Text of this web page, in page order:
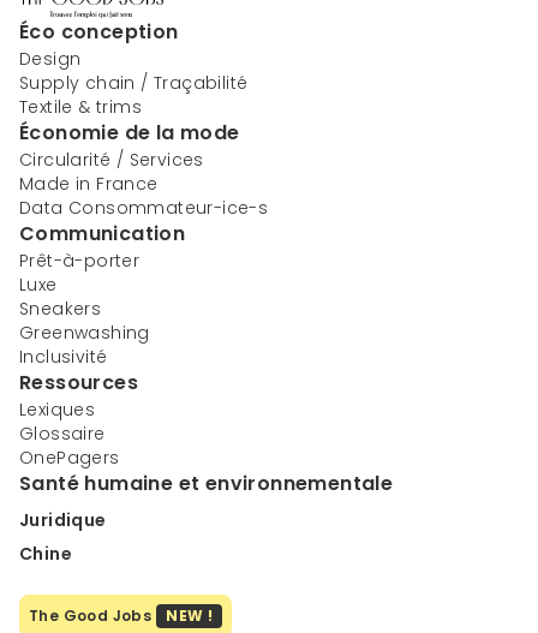
Éco conception
Design
Supply chain / Traçabilité
Textile & trims
Économie de la mode
Circularité / Services
Made in France
Data Consommateur-ice-s
Communication
Prêt-à-porter
Luxe
Sneakers
Greenwashing
Inclusivité
Ressources
Lexiques
Glossaire
OnePagers
Santé humaine et environnementale
Juridique
Chine
The Good Jobs NEW !